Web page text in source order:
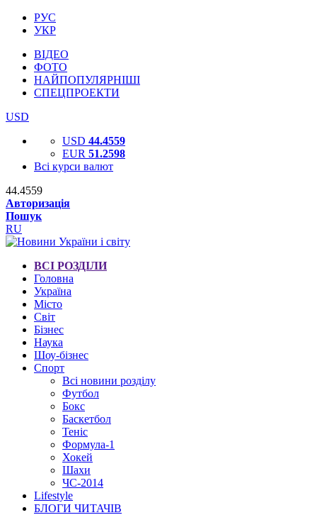
РУС
УКР
ВІДЕО
ФОТО
НАЙПОПУЛЯРНІШІ
СПЕЦПРОЕКТИ
USD
USD 44.4559
EUR 51.2598
Всі курси валют
44.4559
Авторизація
Пошук
RU
ВСІ РОЗДІЛИ
Головна
Україна
Місто
Світ
Бізнес
Наука
Шоу-бізнес
Спорт
Всі новини розділу
Футбол
Бокс
Баскетбол
Теніс
Формула-1
Хокей
Шахи
ЧС-2014
Lifestyle
БЛОГИ ЧИТАЧІВ